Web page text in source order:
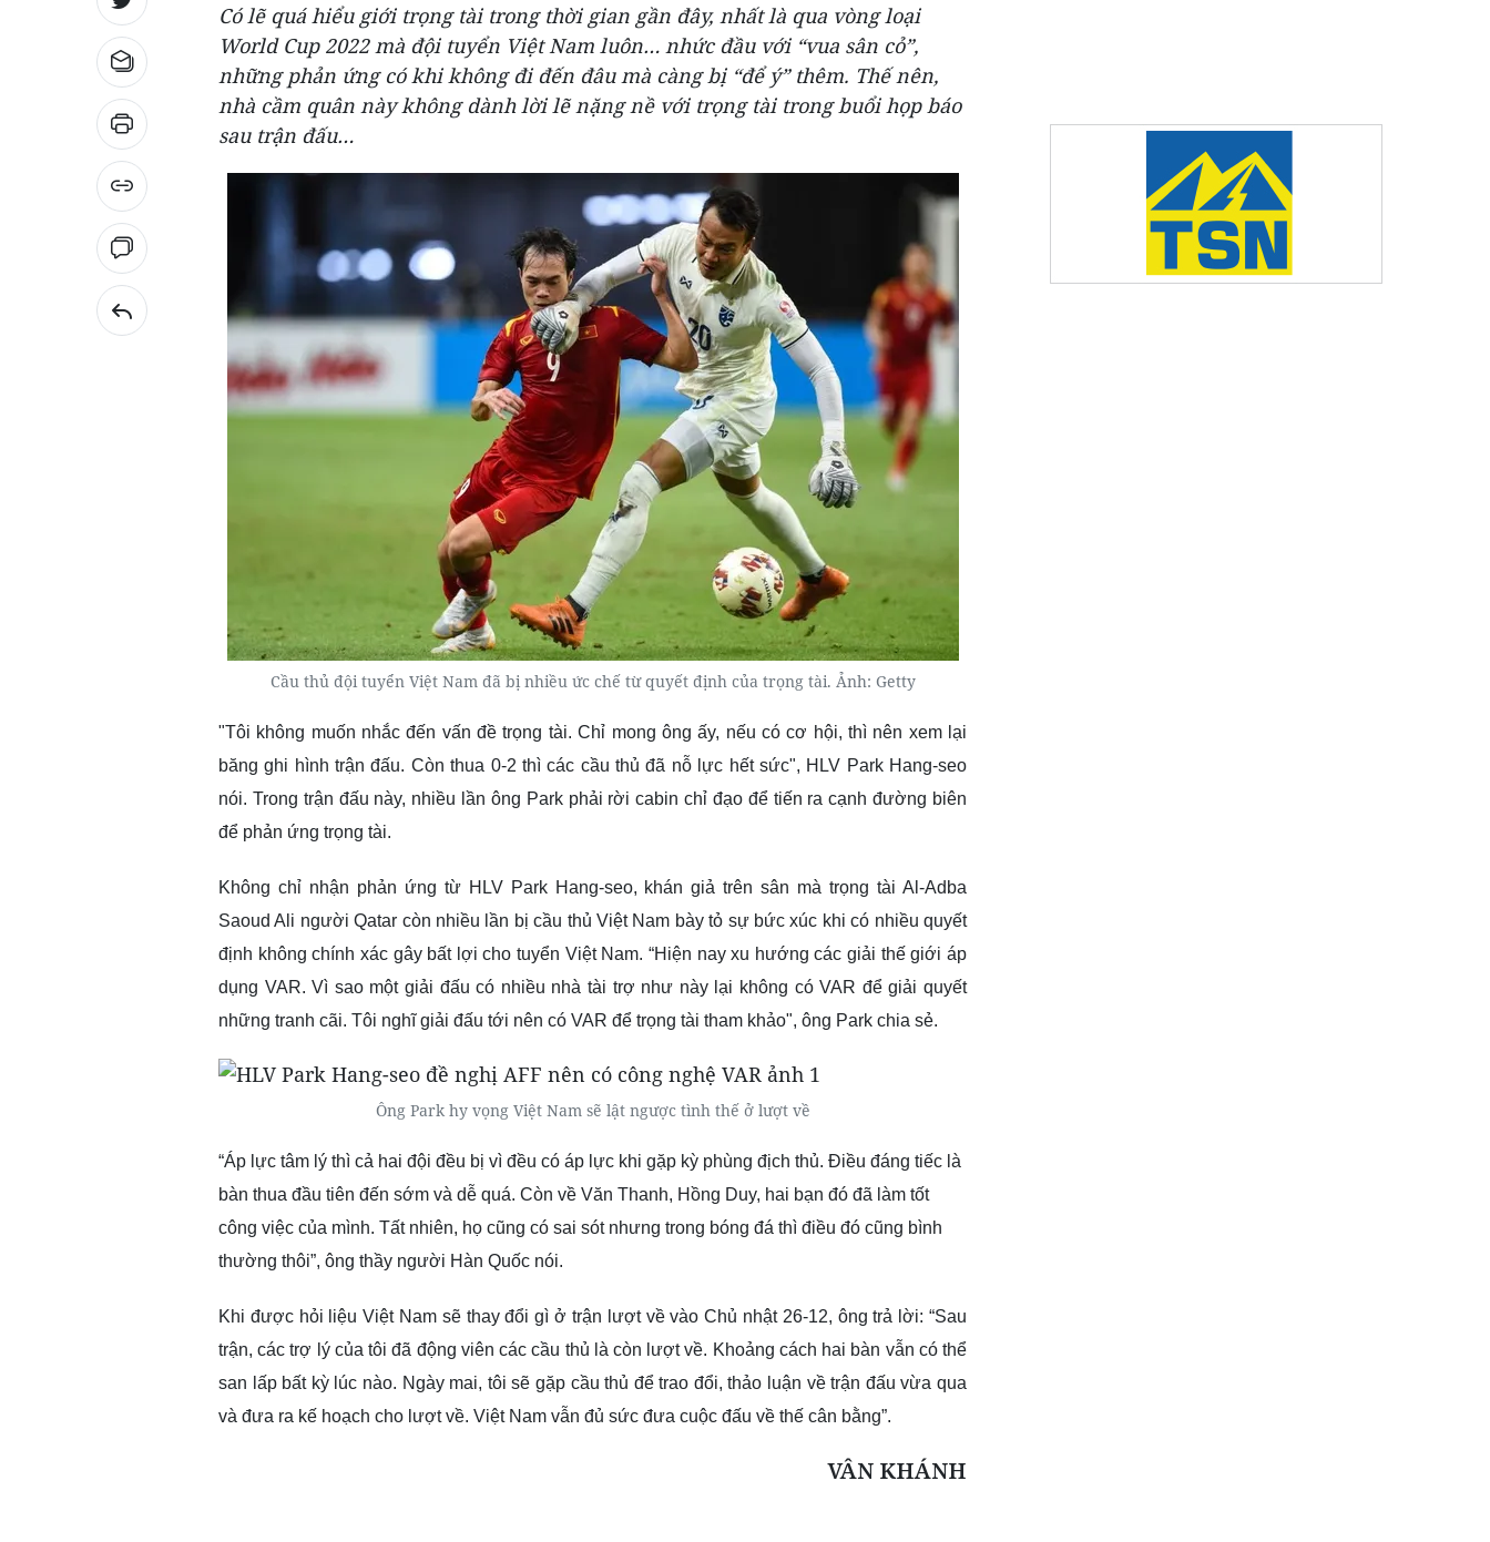
Có lẽ quá hiểu giới trọng tài trong thời gian gần đây, nhất là qua vòng loại
World Cup 2022 mà đội tuyển Việt Nam luôn… nhức đầu với “vua sân cỏ”,
những phản ứng có khi không đi đến đâu mà càng bị “để ý” thêm. Thế nên,
nhà cầm quân này không dành lời lẽ nặng nề với trọng tài trong buổi họp báo
sau trận đấu…
Cầu thủ đội tuyển Việt Nam đã bị nhiều ức chế từ quyết định của trọng tài. Ảnh: Getty
"Tôi không muốn nhắc đến vấn đề trọng tài. Chỉ mong ông ấy, nếu có cơ hội, thì nên xem lại
băng ghi hình trận đấu. Còn thua 0-2 thì các cầu thủ đã nỗ lực hết sức", HLV Park Hang-seo
nói. Trong trận đấu này, nhiều lần ông Park phải rời cabin chỉ đạo để tiến ra cạnh đường biên
để phản ứng trọng tài.
Không chỉ nhận phản ứng từ HLV Park Hang-seo, khán giả trên sân mà trọng tài Al-Adba
Saoud Ali người Qatar còn nhiều lần bị cầu thủ Việt Nam bày tỏ sự bức xúc khi có nhiều quyết
định không chính xác gây bất lợi cho tuyển Việt Nam. “Hiện nay xu hướng các giải thế giới áp
dụng VAR. Vì sao một giải đấu có nhiều nhà tài trợ như này lại không có VAR để giải quyết
những tranh cãi. Tôi nghĩ giải đấu tới nên có VAR để trọng tài tham khảo", ông Park chia sẻ.
Ông Park hy vọng Việt Nam sẽ lật ngược tình thế ở lượt về
“Áp lực tâm lý thì cả hai đội đều bị vì đều có áp lực khi gặp kỳ phùng địch thủ. Điều đáng tiếc là
bàn thua đầu tiên đến sớm và dễ quá. Còn về Văn Thanh, Hồng Duy, hai bạn đó đã làm tốt
công việc của mình. Tất nhiên, họ cũng có sai sót nhưng trong bóng đá thì điều đó cũng bình
thường thôi”, ông thầy người Hàn Quốc nói.
Khi được hỏi liệu Việt Nam sẽ thay đổi gì ở trận lượt về vào Chủ nhật 26-12, ông trả lời: “Sau
trận, các trợ lý của tôi đã động viên các cầu thủ là còn lượt về. Khoảng cách hai bàn vẫn có thể
san lấp bất kỳ lúc nào. Ngày mai, tôi sẽ gặp cầu thủ để trao đổi, thảo luận về trận đấu vừa qua
và đưa ra kế hoạch cho lượt về. Việt Nam vẫn đủ sức đưa cuộc đấu về thế cân bằng”.
VÂN KHÁNH